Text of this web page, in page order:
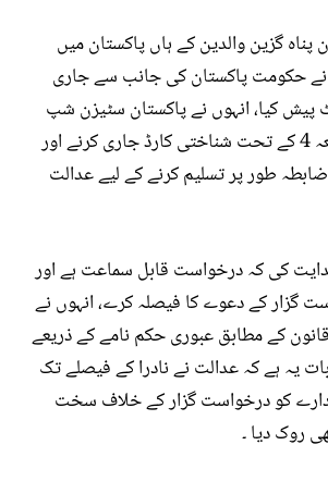
پناہ گزین والدین کے ہاں پاکستان میں
نے حکومت پاکستان کی جانب سے جاری
پیش کیا، انہوں نے پاکستان سٹیزن شپ
ایکٹ 1951 کی دفعہ 4 کے تحت شناختی کارڈ جاری کرنے اور
طور پر تسلیم کرنے کے لیے عدالت
کی کہ درخواست قابل سماعت ہے اور
گزار کے دعوے کا فیصلہ کرے، انہوں نے
کے مطابق عبوری حکم نامے کے ذریعے
بات یہ ہے کہ عدالت نے نادرا کے فیصلے تک
کو درخواست گزار کے خلاف سخت
روک دیا ۔